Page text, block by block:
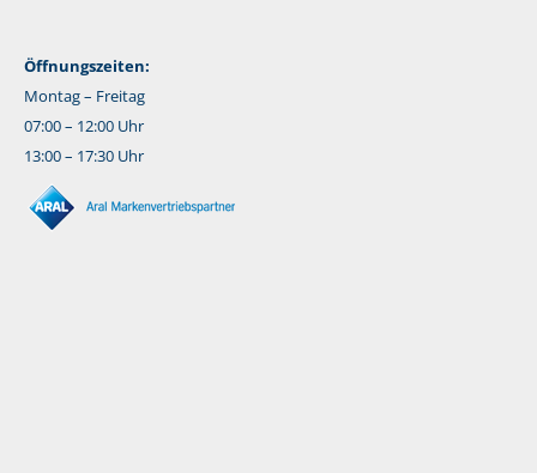
Öffnungszeiten:
Montag – Freitag
07:00 – 12:00 Uhr
13:00 – 17:30 Uhr